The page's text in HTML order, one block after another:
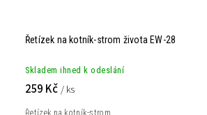
Řetízek na kotník-strom života EW-28
Skladem ihned k odeslání
259 Kč / ks
Řetízek na kotník-strom...